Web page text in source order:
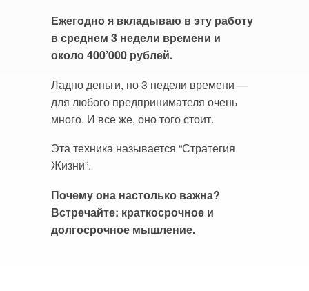
Ежегодно я вкладываю в эту работу
в среднем 3 недели времени и
около 400’000 рублей.
Ладно деньги, но 3 недели времени —
для любого предпринимателя очень
много. И все же, оно того стоит.
Эта техника называется “Стратегия
Жизни”.
Почему она настолько важна?
Встречайте: краткосрочное и
долгосрочное мышление.